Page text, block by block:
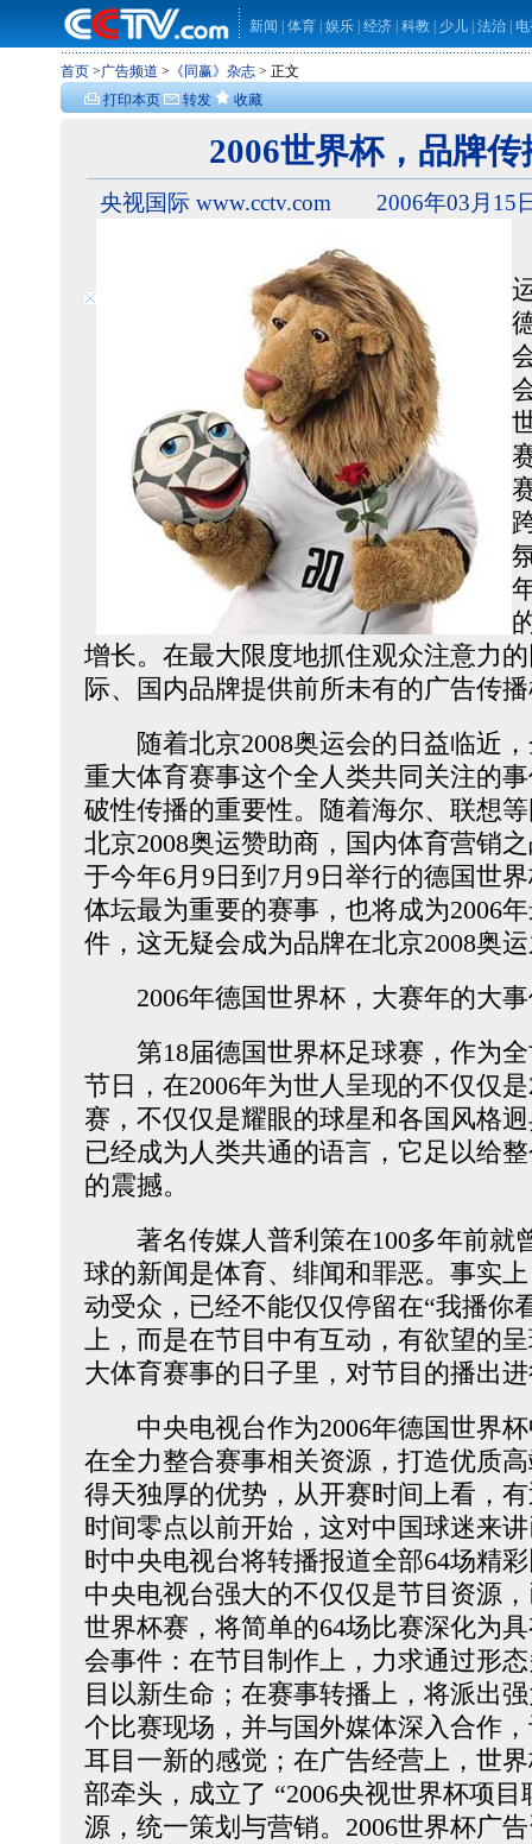
新闻 体育 娱乐 经济 科教 少儿 法治
首页 >广告频道 > 《同赢》杂志 > 正文
打印本页
转发 收藏
2006世界杯，品牌
央视国际 www.cctv.com 2006年03月15
增长。在最大限度地抓住观众注意力
际、国内品牌提供前所未有的广告传
随着北京2008奥运会的日益临近，
重大体育赛事这个全人类共同关注的
破性传播的重要性。随着海尔、联想
北京2008奥运赞助商，国内体育营销
于今年6月9日到7月9日举行的德国世
体坛最为重要的赛事，也将成为2006
件，这无疑会成为品牌在北京2008奥
2006年德国世界杯，大赛年的大事
第18届德国世界杯足球赛，作为全
节日，在2006年为世人呈现的不仅仅
赛，不仅仅是耀眼的球星和各国风格
已经成为人类共通的语言，它足以给
的震撼。
著名传媒人普利策在100多年前就
球的新闻是体育、绯闻和罪恶。事实
动受众，已经不能仅仅停留在“我播你
上，而是在节目中有互动，有欲望的
大体育赛事的日子里，对节目的播出
中央电视台作为2006年德国世界杯
在全力整合赛事相关资源，打造优质
得天独厚的优势，从开赛时间上看，
时间零点以前开始，这对中国球迷来
时中央电视台将转播报道全部64场精
中央电视台强大的不仅仅是节目资源
世界杯赛，将简单的64场比赛深化为
会事件：在节目制作上，力求通过形
目以新生命；在赛事转播上，将派出
个比赛现场，并与国外媒体深入合作
耳目一新的感觉；在广告经营上，世
部牵头，成立了 “2006央视世界杯项
源，统一策划与营销。2006世界杯广